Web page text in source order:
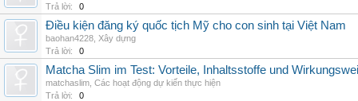
Trả lời:
0
Điều kiện đăng ký quốc tịch Mỹ cho con sinh tại Việt Nam
baohan4228 Xây dựng
Trả lời:
0
Matcha Slim im Test: Vorteile, Inhaltsstoffe und
matchaslim Các hoạt động dự kiến thực hiện
Trả lời:
0